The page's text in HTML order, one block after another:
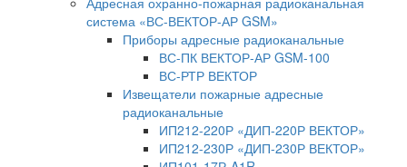
система «ВС-ВЕКТОР-АР GSM»
Приборы адресные радиоканальные
ВС-ПК ВЕКТОР-АР GSM-100
ВС-РТР ВЕКТОР
Извещатели пожарные адресные
радиоканальные
ИП212-220Р «ДИП-220Р ВЕКТОР»
ИП212-230Р «ДИП-230Р ВЕКТОР»